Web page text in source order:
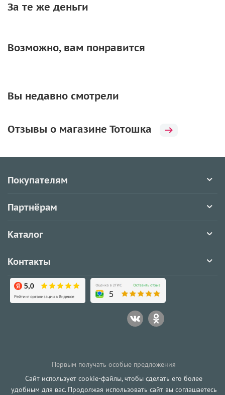
За те же деньги
Возможно, вам понравится
Вы недавно смотрели
Отзывы о магазине Тотошка
Покупателям
Партнёрам
Каталог
Контакты
Первым получать особые предложения
Сайт использует cookie-файлы, чтобы сделать его более
удобным для вас. Продолжая использовать сайт вы соглашаетесь